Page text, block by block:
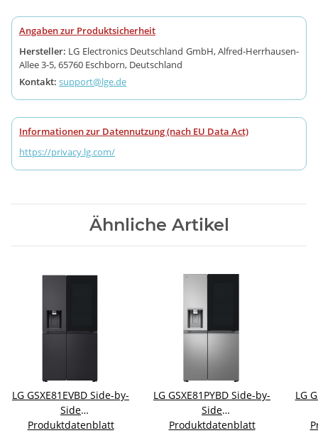
Angaben zur Produktsicherheit
Hersteller: LG Electronics Deutschland GmbH, Alfred-Herrhausen-
Allee 3-5, 65760 Eschborn, Deutschland
Kontakt: support@lge.de
Informationen zur Datennutzung (nach EU Data Act)
https://privacy.lg.com/
Ähnliche Artikel
LG GSXE81EVBD Side-by-
Side
Kühl-/Gefrierkombination
Produktdatenblatt
LG GSXE81PYBD Side-by-
Side
Kühl-/Gefrierkombination
Produktdatenblatt
LG